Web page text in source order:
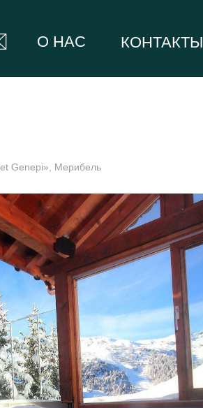
КОНТАКТЫ
О НАС
Genepi», Мерибель